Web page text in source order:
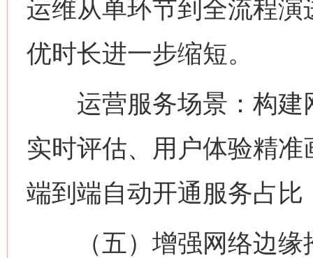
运维从单环节到全流程
优时长进一步缩短。
运营服务场景：构建
实时评估、用户体验精
端到端自动开通服务占
（五）增强网络边缘